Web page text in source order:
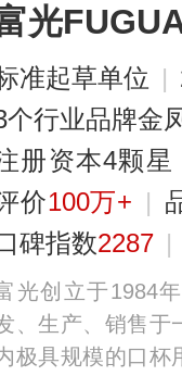
光
准起草单位 |
个行业品牌金
册资本4颗星
价100万+ |
碑指数2287 |
光创立于1984
、生产、销售于
极具规模的口杯